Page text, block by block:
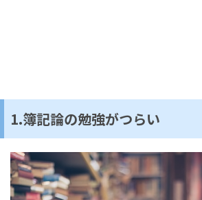
1.簿記論の勉強がつらい